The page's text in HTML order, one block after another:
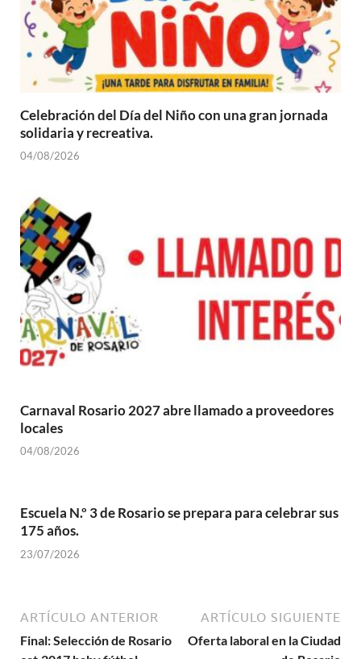
Celebración del Día del Niño con una gran jornada
solidaria y recreativa.
04/08/2026
Carnaval Rosario 2027 abre llamado a proveedores
locales
04/08/2026
Escuela N.º 3 de Rosario se prepara para celebrar sus
175 años.
23/07/2026
ARTÍCULO ANTERIOR
Final: Selección de Rosario
ARTÍCULO SIGUIENTE
Oferta laboral en la Ciudad